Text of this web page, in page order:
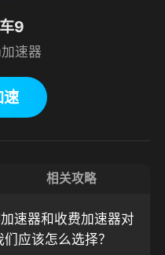
9
速器
速
相关攻略
速器和收费加速器对
应该怎么选择？